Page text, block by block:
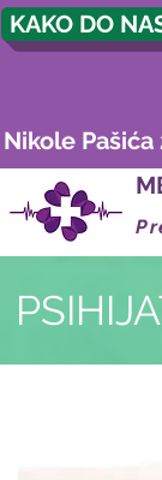
KAKO DO
Nikole Pašića